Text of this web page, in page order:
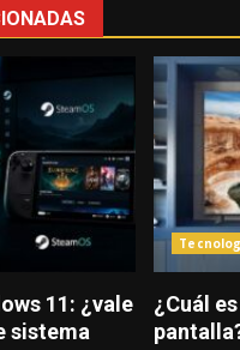
11: ¿vale
sistema
¿Cuál